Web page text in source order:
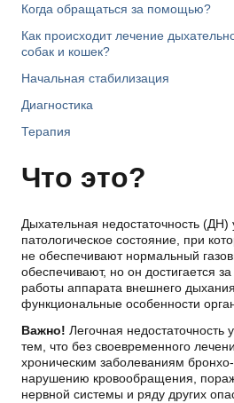
Когда обращаться за помощью?
Как происходит лечение
собак и кошек?
Начальная стабилизация
Диагностика
Терапия
Что это?
Дыхательная недостаточность (ДН)
патологическое состояние, при
не обеспечивают нормальный
обеспечивают, но он достигается
работы аппарата внешнего
функциональные особенности
Важно! Легочная недостаточность
тем, что без своевременного
хроническим заболеваниям
нарушению кровообращения,
нервной системы и ряду других